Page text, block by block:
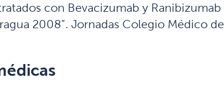
con Bevacizumab y Ranibizumab
2008”. Jornadas Colegio Médico de